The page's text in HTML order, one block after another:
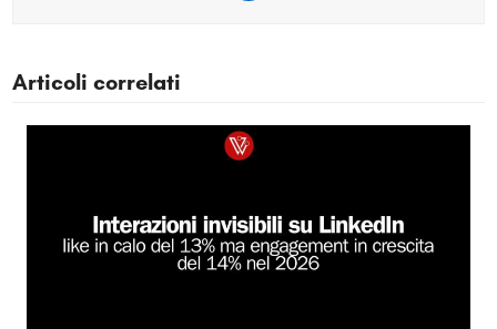
Articoli correlati